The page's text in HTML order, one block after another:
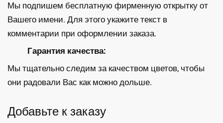
Мы подпишем бесплатную фирменную открытку от
Вашего имени. Для этого укажите текст в
комментарии при оформлении заказа.
Гарантия качества:
Мы тщательно следим за качеством цветов, чтобы
они радовали Вас как можно дольше.
Добавьте к заказу